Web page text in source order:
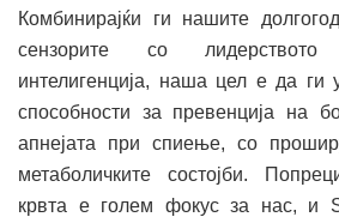
Комбинирајќи ги нашите
сензорите со
интелигенција, наша цел е да ги
способности за превенција на
апнејата при спиење, со
метаболичките состојби.
крвта е голем фокус за нас, и